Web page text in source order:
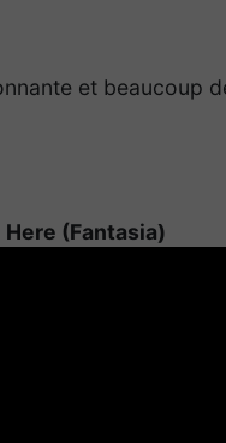
et beaucoup
(Fantasia)